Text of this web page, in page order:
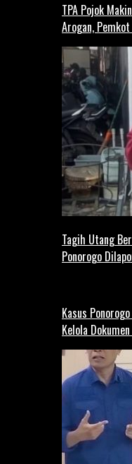
TPA Pojok
Arogan,
Tagih Utang
Ponorogo
Kasus
Kelola